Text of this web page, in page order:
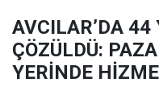
AVCILAR’DA 44
ÇÖZÜLDÜ:
YERİNDE